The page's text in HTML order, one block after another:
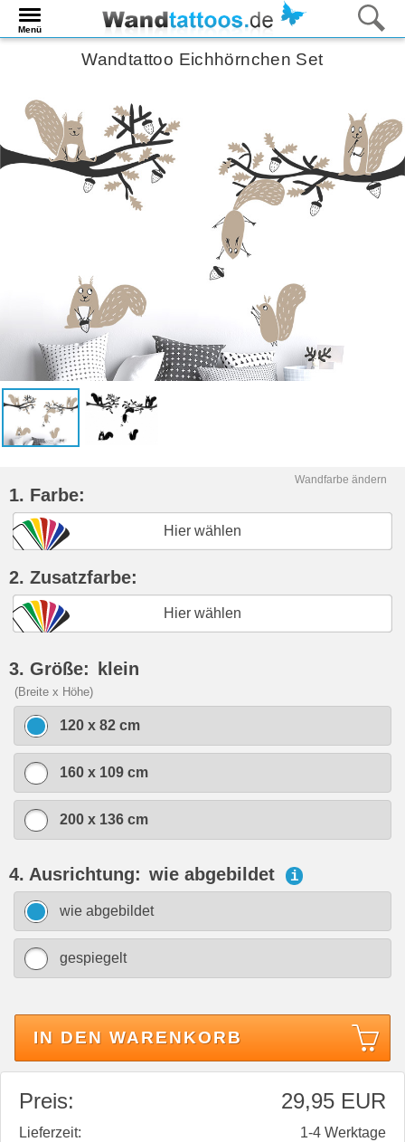
Menü
Wandtattoo Eichhörnchen Set
Wandfarbe ändern
1. Farbe:
Hier wählen
2. Zusatzfarbe:
Hier wählen
3. Größe: klein
(Breite x Höhe)
120 x 82 cm
160 x 109 cm
200 x 136 cm
4. Ausrichtung: wie abgebildet i
wie abgebildet
gespiegelt
IN DEN WARENKORB
Preis: 29,95 EUR
Lieferzeit:
1-4 Werktage